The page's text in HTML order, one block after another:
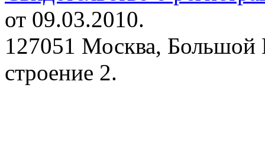
от 09.03.2010.
127051 Москва, Большой
строение 2.